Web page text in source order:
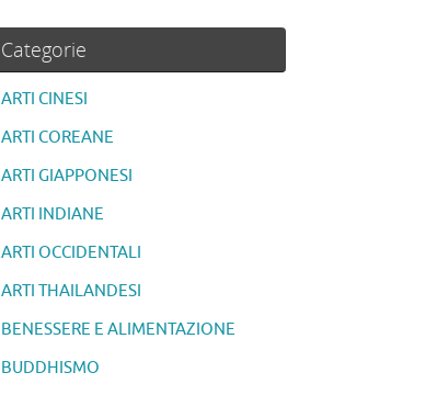
Categorie
ARTI CINESI
ARTI COREANE
ARTI GIAPPONESI
ARTI INDIANE
ARTI OCCIDENTALI
ARTI THAILANDESI
BENESSERE E ALIMENTAZIONE
BUDDHISMO